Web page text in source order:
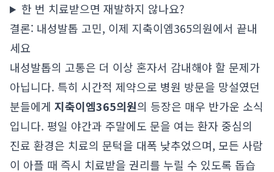
한 번 치료받으면 재발하지 않나요?
결론: 내성발톱 고민, 이제 지축이엠365의원에서 끝내
세요
내성발톱의 고통은 더 이상 혼자서 감내해야 할 문제가
아닙니다. 특히 시간적 제약으로 병원 방문을 망설였던
분들에게 지축이엠365의원의 등장은 매우 반가운 소식
입니다. 평일 야간과 주말에도 문을 여는 환자 중심의
진료 환경은 치료의 문턱을 대폭 낮추었으며, 모든 사람
이 아플 때 즉시 치료받을 권리를 누릴 수 있도록 돕습